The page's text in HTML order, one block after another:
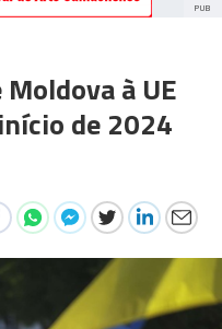
PUB
à UE
de 2024